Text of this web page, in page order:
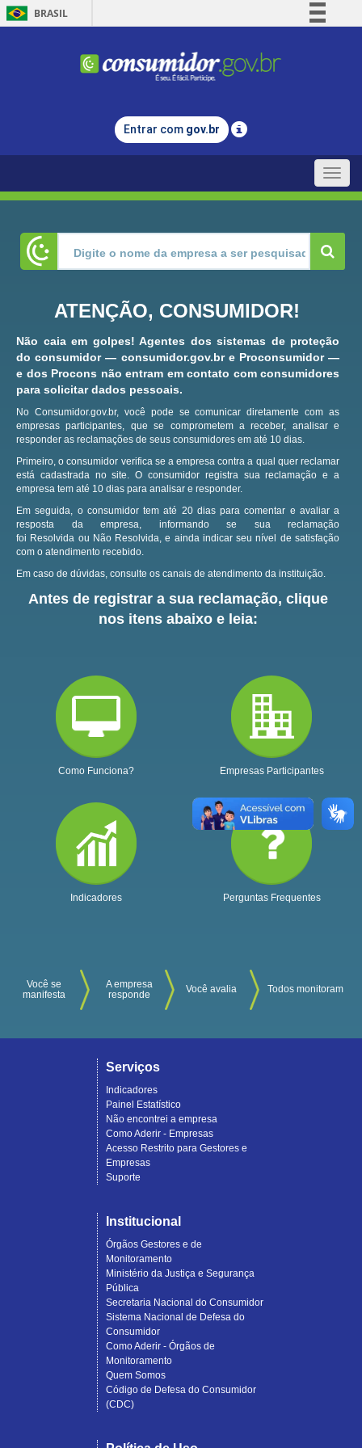
BRASIL
Comunica BR
Legislação
Entrar com gov.br
Toggle
ATENÇÃO, CONSUMIDOR!
Não caia em golpes! Agentes dos sistemas de proteção
do consumidor — consumidor.gov.br e Proconsumidor —
e dos Procons não entram em contato com consumidores
para solicitar dados pessoais.
No Consumidor.gov.br, você pode se comunicar diretamente com as
empresas participantes, que se comprometem a receber, analisar e
responder as reclamações de seus consumidores em até 10 dias.
Primeiro, o consumidor verifica se a empresa contra a qual quer reclamar
está cadastrada no site.O consumidor registra sua reclamação e a
empresa tem até 10 dias para analisar e responder.
Em seguida, o consumidor tem até 20 dias para comentar e avaliar a
resposta da empresa, informando se sua reclamação
foi Resolvida ou Não Resolvida, e ainda indicar seu nível de satisfação
com o atendimento recebido.
Em caso de dúvidas, consulte os canais de atendimento da instituição.
Antes de registrar a sua reclamação, clique
nos itens abaixo e leia:
Como Funciona? Empresas Participantes
Indicadores Perguntas Frequentes
Você se
manifesta
A empresa
responde
Você avalia Todos monitoram
Serviços
Indicadores
Painel Estatístico
Não encontrei a empresa
Como Aderir - Empresas
Acesso Restrito para Gestores e
Empresas
Suporte
Institucional
Órgãos Gestores e de
Monitoramento
Ministério da Justiça e Segurança
Pública
Secretaria Nacional do Consumidor
Sistema Nacional de Defesa do
Consumidor
Como Aderir - Órgãos de
Monitoramento
Quem Somos
Código de Defesa do Consumidor
(CDC)